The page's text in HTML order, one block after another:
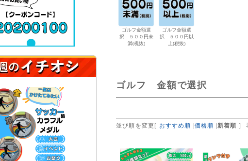
ゴルフ金額選
択 ５００円未
満(税抜)
ゴルフ金額選
択 ５００円以
上(税抜)
ゴルフ 金額で選択
並び順を変更 [ おすすめ順 |価格順 |新着順 ]